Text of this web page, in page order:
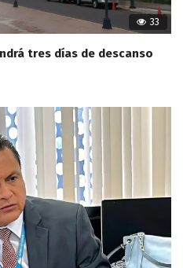
33
tres días de descanso